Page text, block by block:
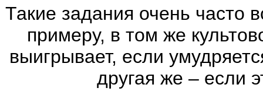
Такие задания очень часто
примеру, в том же
выигрывает, если
другая же – если